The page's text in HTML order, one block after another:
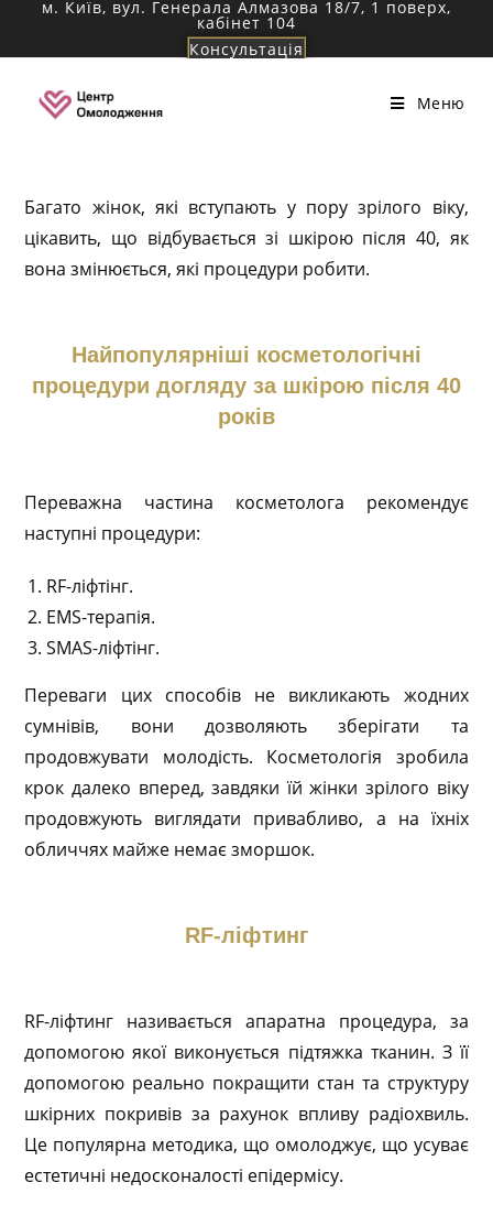
Перейтим. Київ, вул. Генерала Алмазова 18/7, 1 поверх,
кабінет 104
Консультація
Меню
Багато жінок, які вступають у пору зрілого віку,
цікавить, що відбувається зі шкірою після 40, як
вона змінюється, які процедури робити.
Найпопулярніші косметологічні
процедури догляду за шкірою після 40
років
Переважна частина косметолога рекомендує
наступні процедури:
RF-ліфтінг.
EMS-терапія.
SMAS-ліфтінг.
Переваги цих способів не викликають жодних
сумнівів, вони дозволяють зберігати та
продовжувати молодість. Косметологія зробила
крок далеко вперед, завдяки їй жінки зрілого віку
продовжують виглядати привабливо, а на їхніх
обличчях майже немає зморшок.
RF-ліфтинг
RF-ліфтинг називається апаратна процедура, за
допомогою якої виконується підтяжка тканин. З її
допомогою реально покращити стан та структуру
шкірних покривів за рахунок впливу радіохвиль.
Це популярна методика, що омолоджує, що усуває
естетичні недосконалості епідермісу.